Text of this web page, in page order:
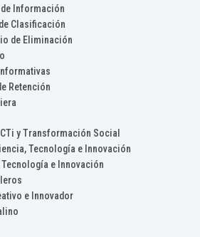
Información
Clasificación
de Eliminación
Retención
y Transformación Social
Tecnología e Innovación
e Innovación
e Innovador